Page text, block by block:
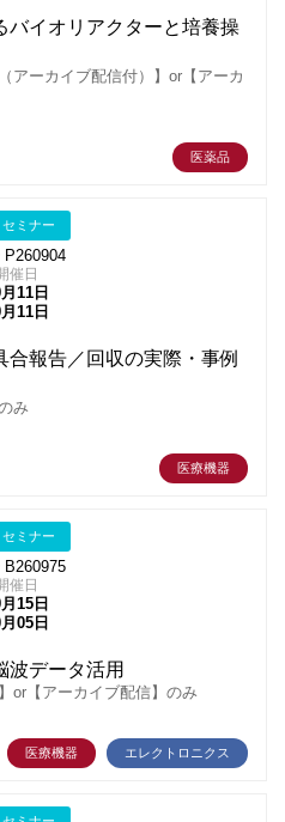
バイオリアクターと培養操
アーカイブ配信付）】or【アーカ
医薬品
セミナー
P260904
催日
11日
11日
報告／回収の実際・事例
み
医療機器
セミナー
B260975
催日
15日
05日
波データ活用
or【アーカイブ配信】のみ
医療機器 エレクトロニクス